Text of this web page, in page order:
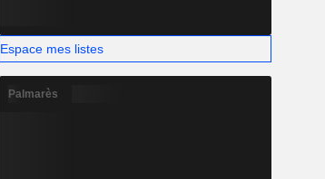
Espace mes listes
Palmarès